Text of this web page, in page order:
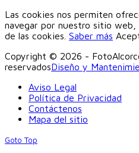
Las cookies nos permiten
navegar por nuestro sitio web,
de las cookies. Saber más
Copyright © 2026 -
reservadosDiseño y
Aviso Legal
Política de Privacidad
Contáctenos
Mapa del sitio
Goto Top